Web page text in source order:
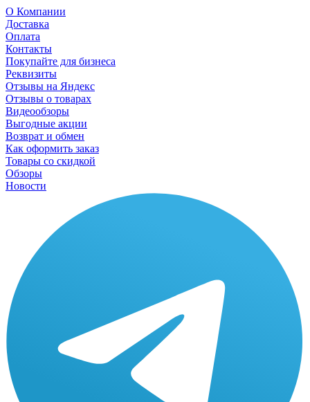
О Компании
Доставка
Оплата
Контакты
Покупайте для бизнеса
Реквизиты
Отзывы на Яндекс
Отзывы о товарах
Видеообзоры
Выгодные акции
Возврат и обмен
Как оформить заказ
Товары со скидкой
Обзоры
Новости